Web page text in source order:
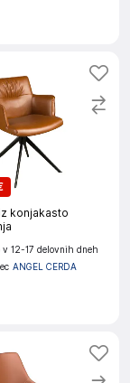
konjakasto
v 12-17 delovnih dneh
ANGEL CERDA